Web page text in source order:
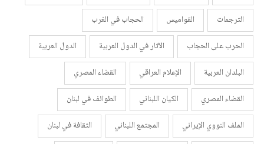
الترجمات
القواميس
الحجاب في الغرب
الحرب على الحجاب
الآثار في الدول العربية
الدول العربية
البلدان العربية
الإعلام العراقي
القضاء المصري
القضاء المصري
الكيان اللبناني
الطوائف في لبنان
الملف النووي الإيراني
المجتمع اللبناني
الثقافة في لبنان